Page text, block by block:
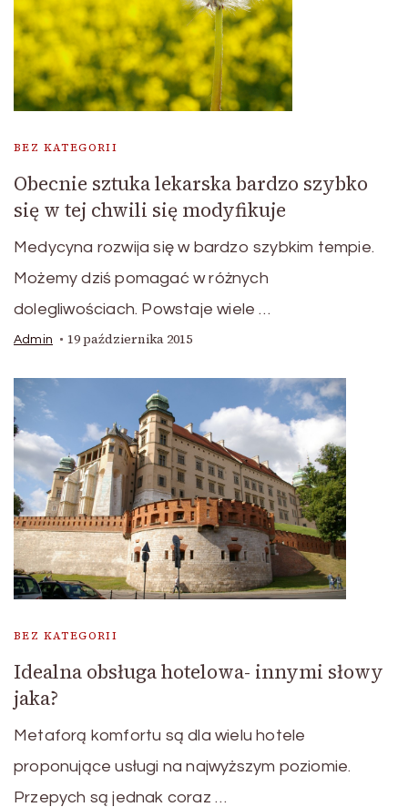
BEZ KATEGORII
Obecnie sztuka lekarska bardzo szybko
się w tej chwili się modyfikuje
Medycyna rozwija się w bardzo szybkim tempie.
Możemy dziś pomagać w różnych
dolegliwościach. Powstaje wiele …
Admin 19 października 2015
BEZ KATEGORII
Idealna obsługa hotelowa- innymi słowy
jaka?
Metaforą komfortu są dla wielu hotele
proponujące usługi na najwyższym poziomie.
Przepych są jednak coraz …